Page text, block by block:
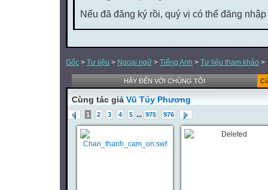
Nếu đã đăng ký rồi, quý vị có thể đăng
Gốc > Tư liệu > Ngoại ngữ > Tiếng Anh > Tư liệu tham khảo >
HÃY ĐẾN VỚI CHÚNG TÔI
Cùng tác giả Vũ Túy Phương
1 2 3 4 5 ... 975 976